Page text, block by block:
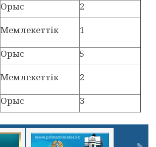
Орыс 2
Мемлекеттік 1
Орыс 5
Мемлекеттік 2
Орыс 3